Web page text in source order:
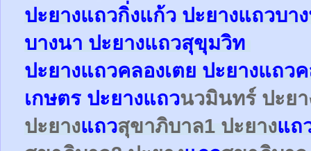
ปะยางแถวกิ่งแก้ว ปะยางแถวบา
บางนา ปะยางแถวสุขุมวิท
ปะยางแถวคลองเตย ปะยางแถว
เกษตร ปะยางแถวนวมินทร์ ปะย
ปะยางแถวสุขาภิบาล1 ปะยางแถ